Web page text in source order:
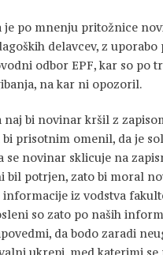
je po mnenju pritožnice
delavcev, z
odbor EPF, kar so po
na kar ni opozoril.
naj bi novinar kršil z
bi prisotnim omenil, da je
se novinar sklicuje na
bil potrjen, zato bi moral
iz vodstva
so zato po naših
da bodo zaradi